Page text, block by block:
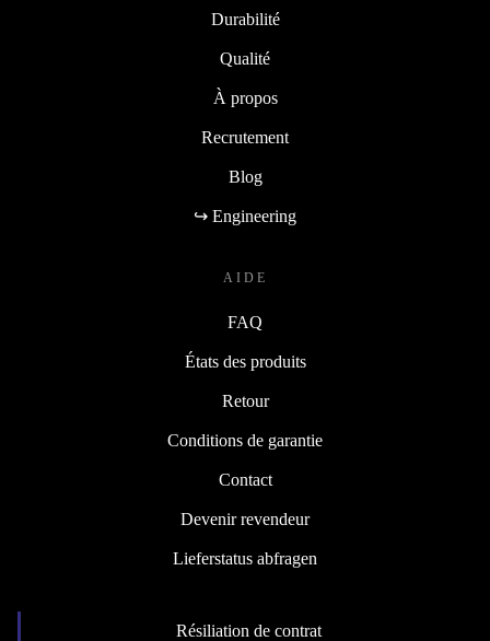
Durabilité
Qualité
À propos
Recrutement
Blog
↪ Engineering
AIDE
FAQ
États des produits
Retour
Conditions de garantie
Contact
Devenir revendeur
Lieferstatus abfragen
Résiliation de contrat